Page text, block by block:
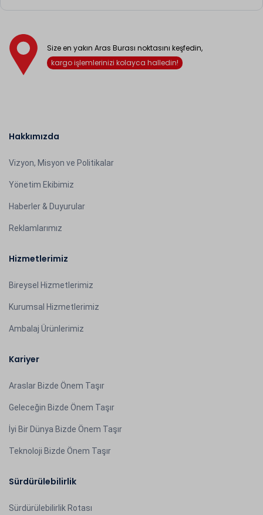
Size en yakın Aras Burası noktasını keşfedin,
kargo işlemlerinizi kolayca halledin!
Hakkımızda
Vizyon, Misyon ve Politikalar
Yönetim Ekibimiz
Haberler & Duyurular
Reklamlarımız
Hizmetlerimiz
Bireysel Hizmetlerimiz
Kurumsal Hizmetlerimiz
Ambalaj Ürünlerimiz
Kariyer
Araslar Bizde Önem Taşır
Geleceğin Bizde Önem Taşır
İyi Bir Dünya Bizde Önem Taşır
Teknoloji Bizde Önem Taşır
Sürdürülebilirlik
Sürdürülebilirlik Rotası